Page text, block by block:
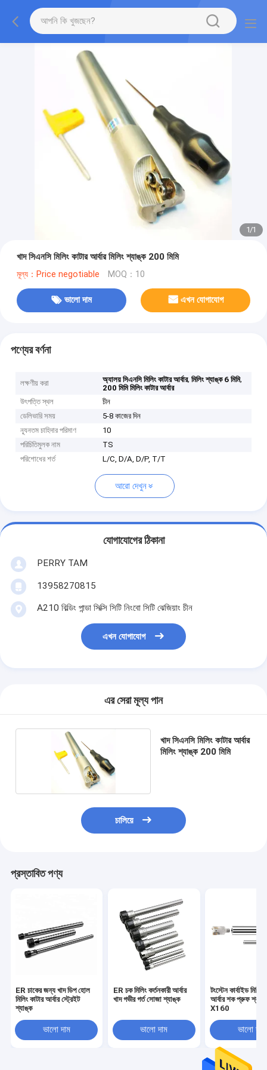
1/1
খাদ সিএনসি মিলিং কাটার আর্বার মিলিং শ্যাঙ্ক 200 মিমি
মূল্য：Price negotiable MOQ：10
ভালো দাম এখন যোগাযোগ
পণ্যের বর্ণনা
লক্ষণীয় করা অ্যালয় সিএনসি মিলিং কাটার আর্বার,মিলিং শ্যাঙ্ক 6 মিমি,
200 মিমি মিলিং কাটার আর্বার
উৎপত্তি স্থল
চীন
ডেলিভারি সময়
5-8 কাজের দিন
ন্যূনতম চাহিদার পরিমাণ
10
পরিচিতিমুলক নাম
TS
পরিশোধের শর্ত
L/C, D/A, D/P, T/T
আরো দেখুন
যোগাযোগের ঠিকানা
PERRY TAM
13958270815
A210 বিল্ডিং পান্ডা সিক্সি সিটি নিংবো সিটি ঝেজিয়াং চীন
এখন যোগাযোগ
এর সেরা মূল্য পান
খাদ সিএনসি মিলিং কাটার আর্বার
মিলিং শ্যাঙ্ক 200 মিমি
চালিয়ে
প্রস্তাবিত পণ্য
ER চাকের জন্য খাদ ডিপ হোল
মিলিং কাটার আর্বার স্ট্রেইট
শ্যাঙ্ক
ভালো দাম
ER চক মিলিং কর্তনকারী আর্বার
খাদ গভীর গর্ত সোজা শ্যাঙ্ক
ভালো দাম
টংস্টেন কার্বাইড মিলিং
আর্বার শক প্রুফ
X160
ভালো দাম